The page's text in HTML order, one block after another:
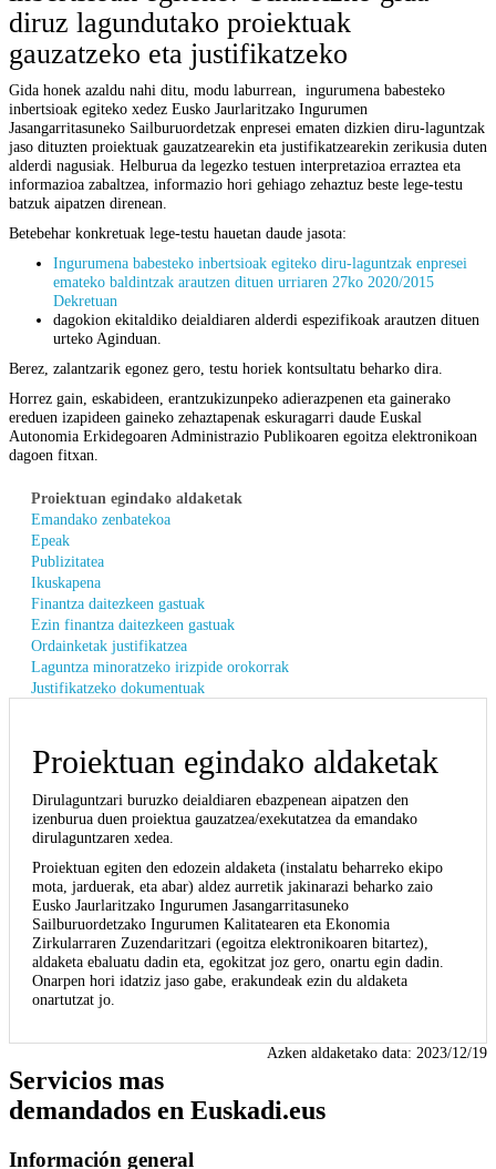
diruz lagundutako proiektuak
gauzatzeko eta justifikatzeko
Gida honek azaldu nahi ditu, modu laburrean, ingurumena babesteko
inbertsioak egiteko xedez Eusko Jaurlaritzako Ingurumen
Jasangarritasuneko Sailburuordetzak enpresei ematen dizkien diru-laguntzak
jaso dituzten proiektuak gauzatzearekin eta justifikatzearekin zerikusia duten
alderdi nagusiak. Helburua da legezko testuen interpretazioa erraztea eta
informazioa zabaltzea, informazio hori gehiago zehaztuz beste lege-testu
batzuk aipatzen direnean.
Betebehar konkretuak lege-testu hauetan daude jasota:
Ingurumena babesteko inbertsioak egiteko diru-laguntzak enpresei
emateko baldintzak arautzen dituen urriaren 27ko 2020/2015
Dekretuan
dagokion ekitaldiko deialdiaren alderdi espezifikoak arautzen dituen
urteko Aginduan.
Berez, zalantzarik egonez gero, testu horiek kontsultatu beharko dira.
Horrez gain, eskabideen, erantzukizunpeko adierazpenen eta gainerako
ereduen izapideen gaineko zehaztapenak eskuragarri daude Euskal
Autonomia Erkidegoaren Administrazio Publikoaren egoitza elektronikoan
dagoen fitxan.
Proiektuan egindako aldaketak
Emandako zenbatekoa
Epeak
Publizitatea
Ikuskapena
Finantza daitezkeen gastuak
Ezin finantza daitezkeen gastuak
Ordainketak justifikatzea
Laguntza minoratzeko irizpide orokorrak
Justifikatzeko dokumentuak
Proiektuan egindako aldaketak
Dirulaguntzari buruzko deialdiaren ebazpenean aipatzen den
izenburua duen proiektua gauzatzea/exekutatzea da emandako
dirulaguntzaren xedea.
Proiektuan egiten den edozein aldaketa (instalatu beharreko ekipo
mota, jarduerak, eta abar) aldez aurretik jakinarazi beharko zaio
Eusko Jaurlaritzako Ingurumen Jasangarritasuneko
Sailburuordetzako Ingurumen Kalitatearen eta Ekonomia
Zirkularraren Zuzendaritzari (egoitza elektronikoaren bitartez),
aldaketa ebaluatu dadin eta, egokitzat joz gero, onartu egin dadin.
Onarpen hori idatziz jaso gabe, erakundeak ezin du aldaketa
onartutzat jo.
Azken aldaketako data: 2023/12/19
Servicios mas
demandados en Euskadi.eus
Información general